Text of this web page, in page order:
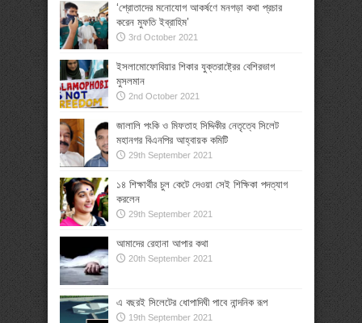
‘শ্রোতাদের মনোযোগ আকর্ষণে মনগড়া কথা প্রচার
করেন মুফতি ইব্রাহিম’
3rd October 2021
ইসলামোফোবিয়ার শিকার যুক্তরাষ্ট্রের বেশিরভাগ
মুসলমান
2nd October 2021
জালালি পংকি ও মিফতাহ সিদ্দিকীর নেতৃত্বে সিলেট
মহানগর বিএনপির আহ্বায়ক কমিটি
29th September 2021
১৪ শিক্ষার্থীর চুল কেটে দেওয়া সেই শিক্ষিকা পদত্যাগ
করলেন
29th September 2021
আমাদের রেহানা আপার কথা
20th September 2021
এ বছরই সিলেটের ধোপাদিঘী পাবে নান্দনিক রূপ
19th September 2021